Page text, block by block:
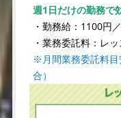
週1日だけの勤務で
・勤務給：1100円
・業務委託料：レ
※月間業務委託料
合）